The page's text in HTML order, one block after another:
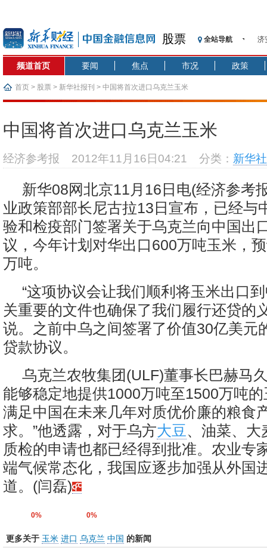
股票 全站导航
济
【
济
基
恒
频道首页 要闻 焦点 市况 政策
首页 > 股票 > 新华社报刊 > 中国将首次进口乌克兰玉米
中国将首次进口乌克兰玉米
经济参考报 2012年11月16日04:21 分类： 新华
新华08网北京11月16日电(经济参考
业政策部部长尼古拉13日宣布，已经与
验和检疫部门签署关于乌克兰向中国出
议，今年计划对华出口600万吨玉米，
万吨。
“这项协议会让我们顺利将玉米出口
关重要的文件也确保了我们履行还贷的
说。之前中乌之间签署了价值30亿美元
贷款协议。
乌克兰农牧集团(ULF)董事长巴赫马
能够稳定地提供1000万吨至1500万吨
满足中国在未来几年对质优价廉的粮食
求。”他透露，对于乌方大豆、油菜、大
质检的申请也都已经得到批准。农业专
端气候常态化，我国应逐步加强从外国
道。(闫磊)
0% 0%
更多关于 玉米 进口 乌克兰 中国 的新闻